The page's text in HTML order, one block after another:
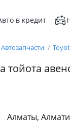
в кредит
Автозапчасти
тойота
Алматы,